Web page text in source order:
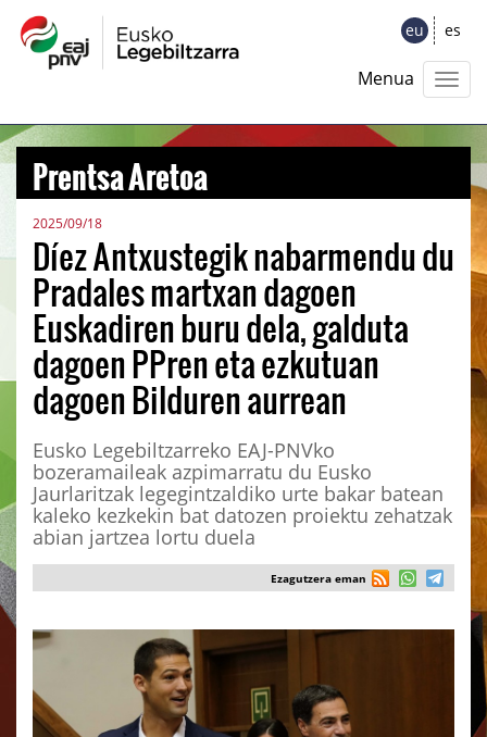
eu es
Menua
Prentsa Aretoa
2025/09/18
Díez Antxustegik nabarmendu du
Pradales martxan dagoen
Euskadiren buru dela, galduta
dagoen PPren eta ezkutuan
dagoen Bilduren aurrean
Eusko Legebiltzarreko EAJ-PNVko
bozeramaileak azpimarratu du Eusko
Jaurlaritzak legegintzaldiko urte bakar batean
kaleko kezkekin bat datozen proiektu zehatzak
abian jartzea lortu duela
Ezagutzera eman